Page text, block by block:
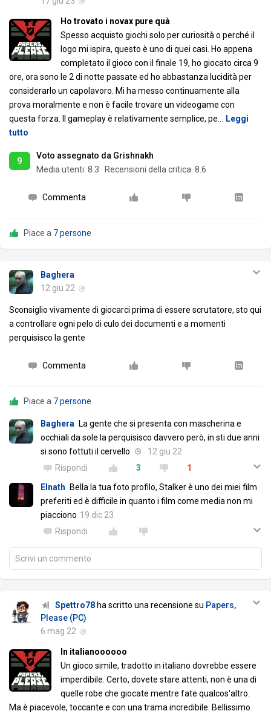
Ho trovato i novax pure quà
Spesso acquisto giochi solo per curiosità o perché il
logo mi ispira, questo è uno di quei casi. Ho appena
completato il gioco con il finale 19, ho giocato circa 9
ore, ora sono le 2 di notte passate ed ho abbastanza lucidità per
considerarlo un capolavoro. Mi ha messo continuamente alla
prova moralmente e non è facile trovare un videogame con
questa forza. Il gameplay è relativamente semplice, pe
Leggi
tutto
9
Voto assegnato da Grishnakh
Media utenti: 8.3 · Recensioni della critica: 8.6
Commenta
Piace a 7 persone
Baghera
12 giu 22
Sconsiglio vivamente di giocarci prima di essere scrutatore, sto qui
a controllare ogni pelo di culo dei documenti e a momenti
perquisisco la gente
Commenta
Piace a 7 persone
Baghera
La gente che si presenta con mascherina e
occhiali da sole la perquisisco davvero però, in sti due anni
si sono fottuti il cervello
12 giu 22
Rispondi
3
1
Elnath
Bella la tua foto profilo, Stalker è uno dei miei film
preferiti ed è difficile in quanto i film come media non mi
piacciono 19 dic 23
Rispondi
Scrivi un commento
Spettro78 ha scritto una recensione su Papers,
Please (PC)
6 mag 22
In italianoooooo
Un gioco simile, tradotto in italiano dovrebbe essere
imperdibile. Certo, dovete stare attenti, non è una di
quelle robe che giocate mentre fate qualcos'altro.
Ma è piacevole, toccante e con una trama incredibile. Bellissimo.